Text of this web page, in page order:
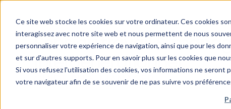
Ce site web stocke les cookies sur votre ordinateur. Ces cookies
interagissez avec notre site web et nous permettent de nous
personnaliser votre expérience de navigation, ainsi que pour les
et sur d'autres supports. Pour en savoir plus sur les cookies que
Si vous refusez l'utilisation des cookies, vos informations ne seront
votre navigateur afin de se souvenir de ne pas suivre vos
Sens au travail &
intergénérationnel
GUIDE RH & MANAGER